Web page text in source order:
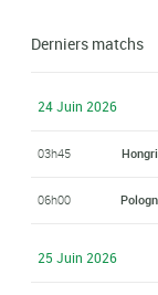
Derniers matchs
24 Juin 2026
03h45
06h00
25 Juin 2026